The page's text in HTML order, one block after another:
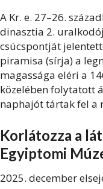
A Kr. e. 27–26.
dinasztia 2.
csúcspontját
piramisa (sírja) a
magassága eléri a
közelében folytatott
naphajót tártak fel a
Korlátozza a
Egyiptomi
2025. december